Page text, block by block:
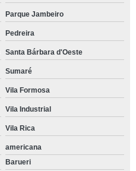
Parque Jambeiro
Pedreira
Santa Bárbara d'Oeste
Sumaré
Vila Formosa
Vila Industrial
Vila Rica
americana
Barueri